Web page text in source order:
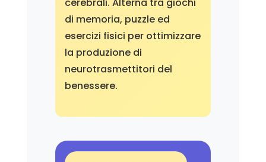
cerebrali. Alterna tra giochi
di memoria, puzzle ed
esercizi fisici per ottimizzare
la produzione di
neurotrasmettitori del
benessere.